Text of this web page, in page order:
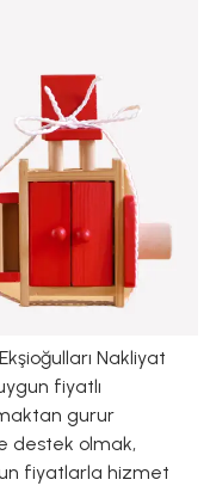
Nakliyat
fiyatlı
gurur
destek olmak,
fiyatlarla hizmet